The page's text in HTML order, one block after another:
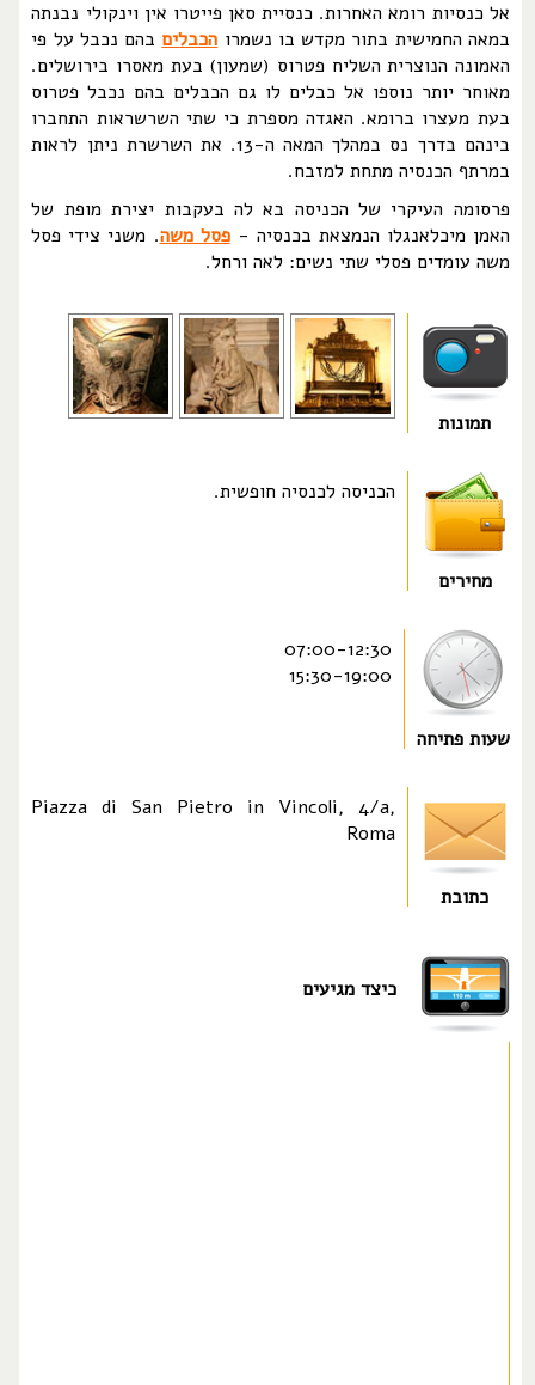
אל כנסיות רומא האחרות. כנסיית סאן פייטרו אין וינקולי נבנתה
במאה החמישית בתור מקדש בו נשמרו הכבלים בהם נכבל על פי
האמונה הנוצרית השליח פטרוס (שמעון) בעת מאסרו בירושלים.
מאוחר יותר נוספו אל כבלים לו גם הכבלים בהם נכבל פטרוס
בעת מעצרו ברומא. האגדה מספרת כי שתי השרשראות התחברו
בינהם בדרך נס במהלך המאה ה-13. את השרשרת ניתן לראות
במרתף הכנסיה מתחת למזבח.
פרסומה העיקרי של הכניסה בא לה בעקבות יצירת מופת של
האמן מיכלאנגלו הנמצאת בכנסיה -פסל משה. משני צידי פסל
משה עומדים פסלי שתי נשים: לאה ורחל.
תמונות
מחירים
הכניסה לכנסיה חופשית.
שעות פתיחה
07:00-12:30
15:30-19:00
כתובת
Piazza di San Pietro in Vincoli, 4/a,
Roma
כיצד מגיעים